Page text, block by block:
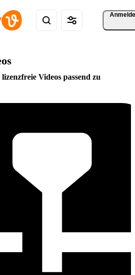
Videos passend zu